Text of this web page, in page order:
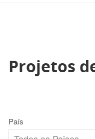
Projetos
País